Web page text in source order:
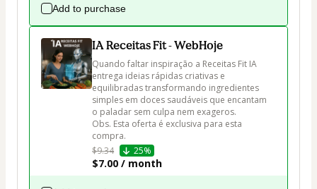
Add to purchase
IA Receitas Fit - WebHoje
Quando faltar inspiração a Receitas Fit IA
entrega ideias rápidas criativas e
equilibradas transformando ingredientes
simples em doces saudáveis que encantam
o paladar sem culpa nem exageros.
Obs. Esta oferta é exclusiva para esta
compra.
$9.34
25%
$7.00 / month